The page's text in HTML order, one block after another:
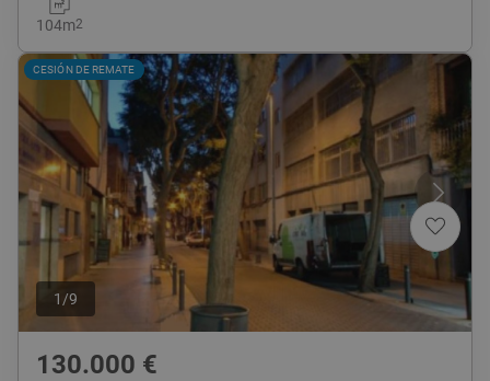
104m2
1 /9
CESIÓN DE REMATE
130.000 €